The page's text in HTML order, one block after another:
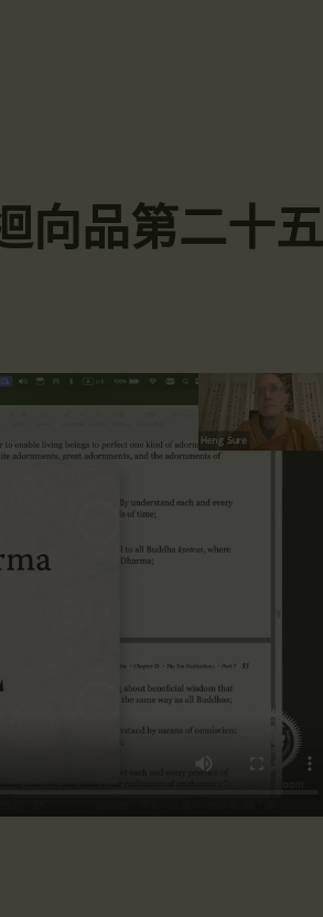
向品第二十五
👉Zoom Link 链接：
drba-org.zoom.us/j/84914586289
ID 会议号：84914586289